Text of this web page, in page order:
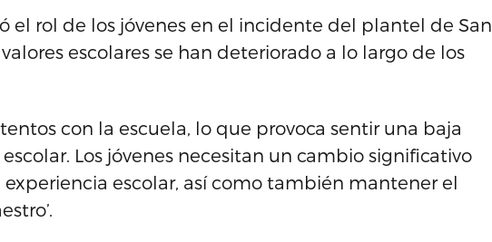
el rol de los jóvenes en el incidente del plantel de San
escolares se han deteriorado a lo largo de los
con la escuela, lo que provoca sentir una baja
Los jóvenes necesitan un cambio significativo
escolar, así como también mantener el